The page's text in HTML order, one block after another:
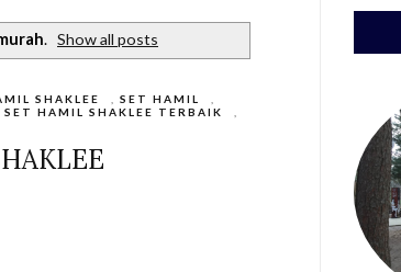
. Show all posts
SHAKLEE SET HAMIL
,SET HAMIL SHAKLEE TERBAIK